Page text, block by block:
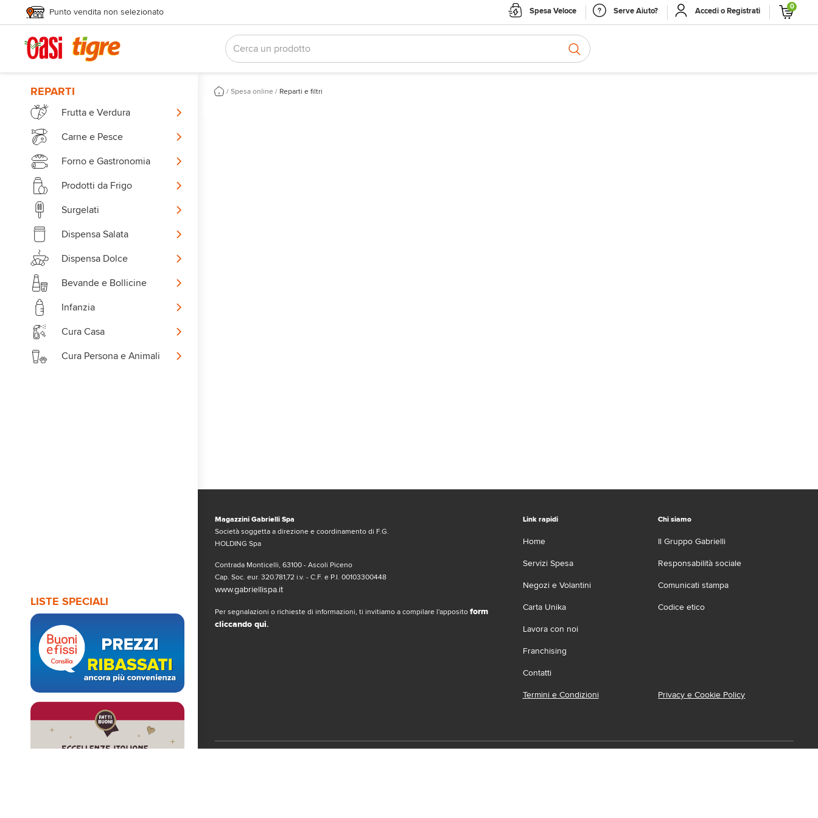
Punto vendita non selezionato Spesa Veloce Serve Aiuto? Accedi o Registrati 0
REPARTI
Frutta e Verdura
Carne e Pesce
Forno e Gastronomia
Prodotti da Frigo
Surgelati
Dispensa Salata
Dispensa Dolce
Bevande e Bollicine
Infanzia
Cura Casa
Cura Persona e Animali
LISTE SPECIALI
/ Spesa online / Reparti e filtri
Magazzini Gabrielli Spa
Società soggetta a direzione e coordinamento di F.G.
HOLDING Spa
Contrada Monticelli, 63100 - Ascoli Piceno
Cap. Soc. eur. 320.781,72 i.v. - C.F. e P.I. 00103300448
www.gabriellispa.it
Per segnalazioni o richieste di informazioni, ti invitiamo a compilare l'apposito form
cliccando qui.
Link rapidi
Home
Servizi Spesa
Negozi e Volantini
Carta Unika
Lavora con noi
Franchising
Contatti
Chi siamo
Il Gruppo Gabrielli
Responsabilità sociale
Comunicati stampa
Codice etico
Termini e Condizioni Privacy e Cookie Policy